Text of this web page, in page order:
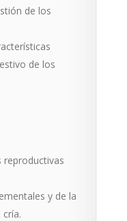
de los
de los
reproductivas
y de la